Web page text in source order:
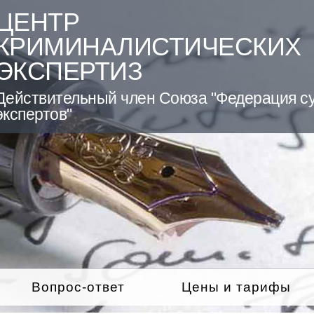
член Союза "Федерация
Вопрос-ответ Цены и тарифы